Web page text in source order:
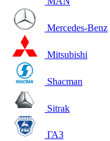
Mercedes-Benz
Mitsubishi
Shacman
Sitrak
ГАЗ